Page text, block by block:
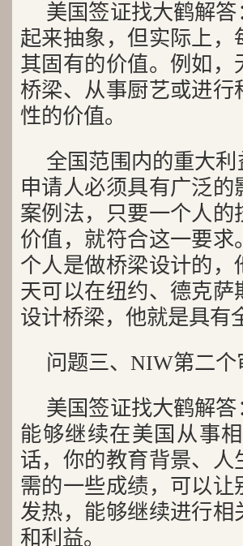
美国签证找大鹤解
起来抽象，但实际上
其固有的价值。例如
桥梁、从事厨艺或进
性的价值。
全国范围内的重大
申请人必须具有广泛
案例法，只要一个人
价值，就符合这一要
个人是做桥梁设计的
天可以在纽约、德克
设计桥梁，他就是具有
问题三、NIW第二个
美国签证找大鹤解
能够继续在美国从事
话，你的教育背景、
需的一些成绩，可以
发热，能够继续进行
和利益。